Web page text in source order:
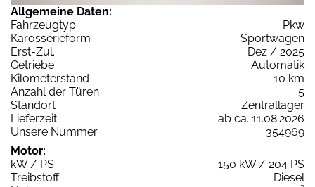
Allgemeine Daten:
Fahrzeugtyp
Pkw
Karosserieform
Sportwagen
Erst-Zul.
Dez / 2025
Getriebe
Automatik
Kilometerstand
10 km
Anzahl der Türen
5
Standort
Zentrallager
Lieferzeit
ab ca. 11.08.2026
Unsere Nummer
354969
Motor:
kW / PS
150 kW / 204 PS
Treibstoff
Diesel